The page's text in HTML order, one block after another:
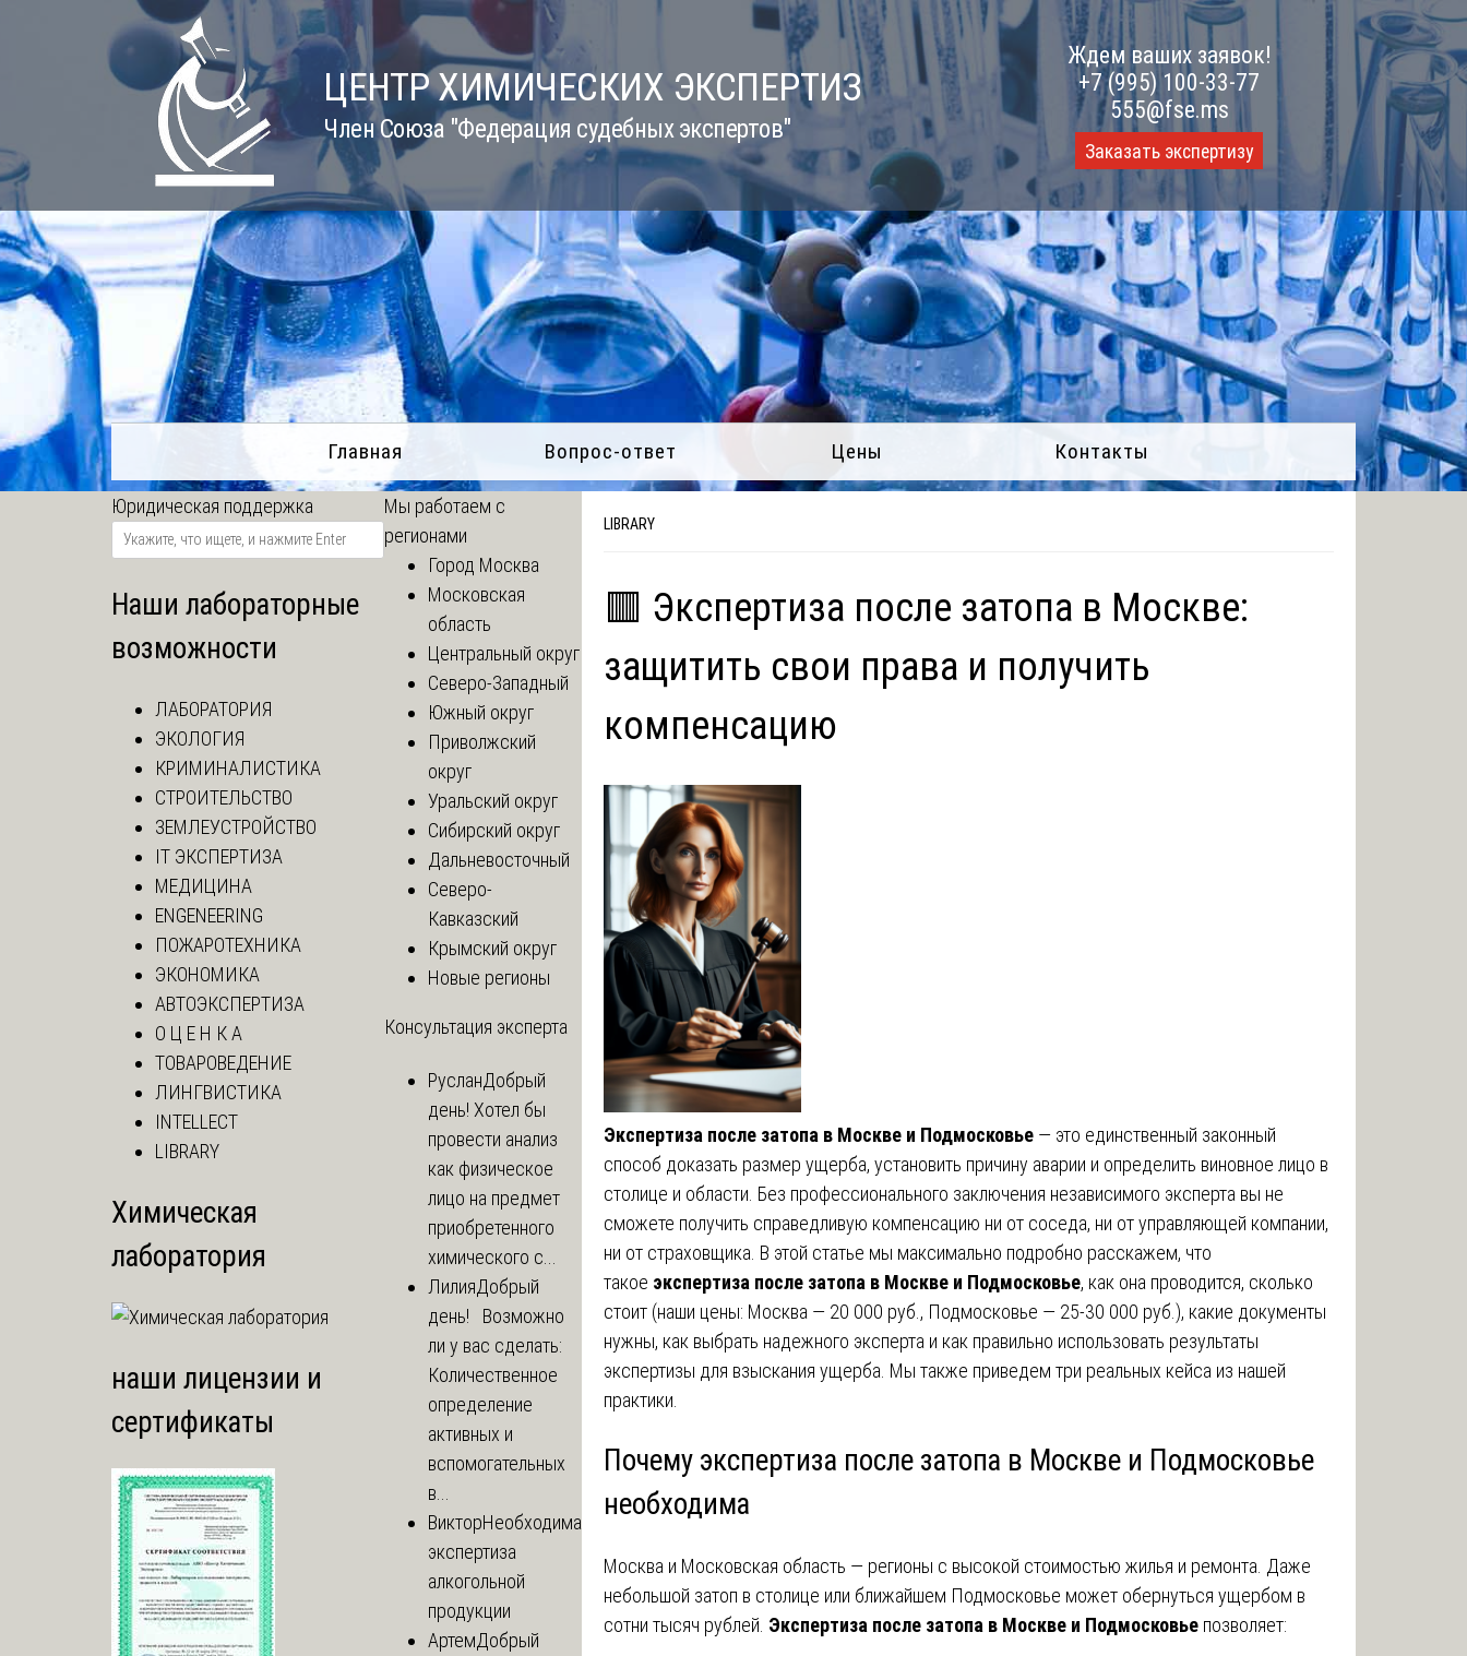
ЦЕНТР ХИМИЧЕСКИХ ЭКСПЕРТИЗ
Член Союза "Федерация судебных экспертов"
Ждем ваших заявок!
+7 (995) 100-33-77
555@fse.ms
Заказать экспертизу
Главная Вопрос-ответ Цены Контакты
LIBRARY
🟥 Экспертиза после затопа в Москве:
защитить свои права и получить
компенсацию
Экспертиза после затопа в Москве и Подмосковье — это единственный законный
способ доказать размер ущерба, установить причину аварии и определить виновное лицо в
столице и области. Без профессионального заключения независимого эксперта вы не
сможете получить справедливую компенсацию ни от соседа, ни от управляющей компании,
ни от страховщика. В этой статье мы максимально подробно расскажем, что
такое экспертиза после затопа в Москве и Подмосковье, как она проводится, сколько
стоит (наши цены: Москва — 20 000 руб., Подмосковье — 25-30 000 руб.), какие документы
нужны, как выбрать надежного эксперта и как правильно использовать результаты
экспертизы для взыскания ущерба. Мы также приведем три реальных кейса из нашей
практики.
Почему экспертиза после затопа в Москве и Подмосковье
необходима
Москва и Московская область — регионы с высокой стоимостью жилья и ремонта. Даже
небольшой затоп в столице или ближайшем Подмосковье может обернуться ущербом в
сотни тысяч рублей. Экспертиза после затопа в Москве и Подмосковье позволяет:
Юридическая поддержка
Наши лабораторные
возможности
ЛАБОРАТОРИЯ
ЭКОЛОГИЯ
КРИМИНАЛИСТИКА
СТРОИТЕЛЬСТВО
ЗЕМЛЕУСТРОЙСТВО
IT ЭКСПЕРТИЗА
МЕДИЦИНА
ENGENEERING
ПОЖАРОТЕХНИКА
ЭКОНОМИКА
АВТОЭКСПЕРТИЗА
О Ц Е Н К А
ТОВАРОВЕДЕНИЕ
ЛИНГВИСТИКА
INTELLECT
LIBRARY
Химическая
лаборатория
наши лицензии и
сертификаты
Мы работаем с
регионами
Город Москва
Московская
область
Центральный округ
Северо-Западный
Южный округ
Приволжский
округ
Уральский округ
Сибирский округ
Дальневосточный
Северо-
Кавказский
Крымский округ
Новые регионы
Консультация эксперта
РусланДобрый
день! Хотел бы
провести анализ
как физическое
лицо на предмет
приобретенного
химического с...
ЛилияДобрый
день! Возможно
ли у вас сделать:
Количественное
определение
активных и
вспомогательных
в...
ВикторНеобходима
экспертиза
алкогольной
продукции
АртемДобрый